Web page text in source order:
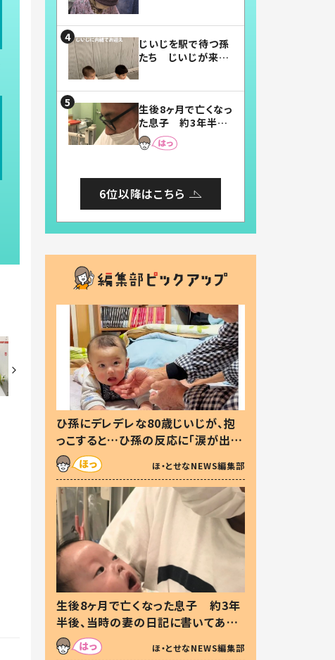
じいじを駅で待つ孫
たち じいじが来た
まらない」「幸せにな
れる」
生後8ヶ月で亡くなっ
た息子 約3年半
後、当時の妻の日記
に書いてあった本音
6位以降はこちら
ひ孫にデレデレな80歳じいじが、抱
っこすると…ひ孫の反応に「涙が出ま
した」「可愛くて仕方ない」
ほ・とせなNEWS編集部
生後8ヶ月で亡くなった息子 約3年
半後、当時の妻の日記に書いてあっ
た本音とは
ほ・とせなNEWS編集部